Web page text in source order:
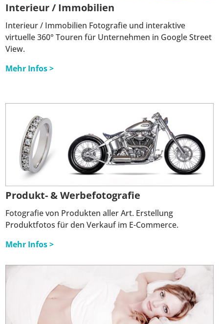
Interieur / Immobilien
Interieur / Immobilien Fotografie und interaktive
virtuelle 360° Touren für Unternehmen in Google Street
View.
Mehr Infos >
Produkt- & Werbefotografie
Fotografie von Produkten aller Art. Erstellung
Produktfotos für den Verkauf im E-Commerce.
Mehr Infos >